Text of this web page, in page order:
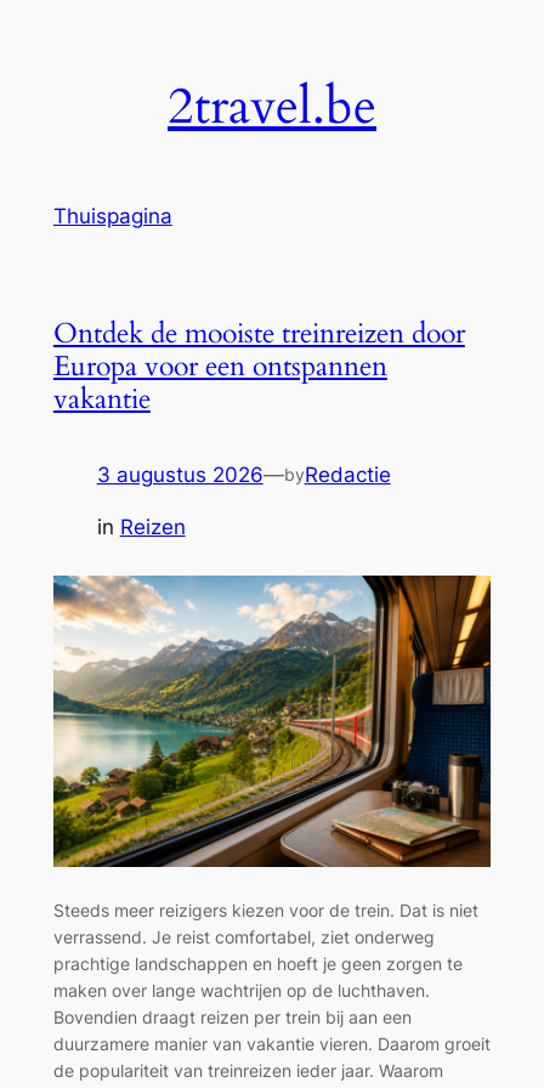
2travel.be
Thuispagina
Ontdek de mooiste treinreizen door
Europa voor een ontspannen
vakantie
3 augustus 2026—byRedactie
in Reizen
Steeds meer reizigers kiezen voor de trein. Dat is niet
verrassend. Je reist comfortabel, ziet onderweg
prachtige landschappen en hoeft je geen zorgen te
maken over lange wachtrijen op de luchthaven.
Bovendien draagt reizen per trein bij aan een
duurzamere manier van vakantie vieren. Daarom groeit
de populariteit van treinreizen ieder jaar. Waarom